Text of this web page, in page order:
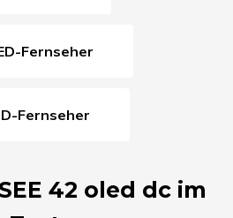
Fernseher
Fernseher
42 oled dc im